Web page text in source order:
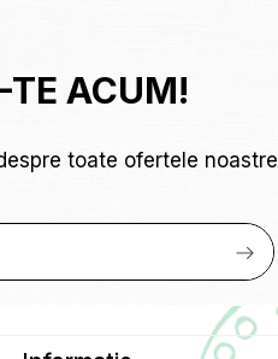
TE ACUM!
toate ofertele noastre